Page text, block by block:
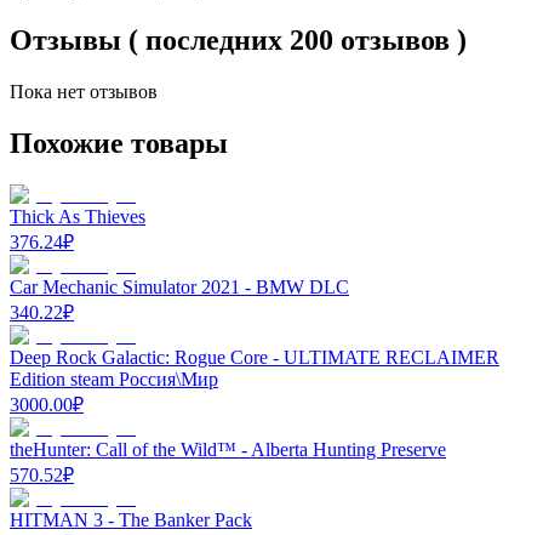
Отзывы ( последних 200 отзывов )
Пока нет отзывов
Похожие товары
Thick As Thieves
376.24₽
Car Mechanic Simulator 2021 - BMW DLC
340.22₽
Deep Rock Galactic: Rogue Core - ULTIMATE RECLAIMER
Edition steam Россия\Мир
3000.00₽
theHunter: Call of the Wild™ - Alberta Hunting Preserve
570.52₽
HITMAN 3 - The Banker Pack